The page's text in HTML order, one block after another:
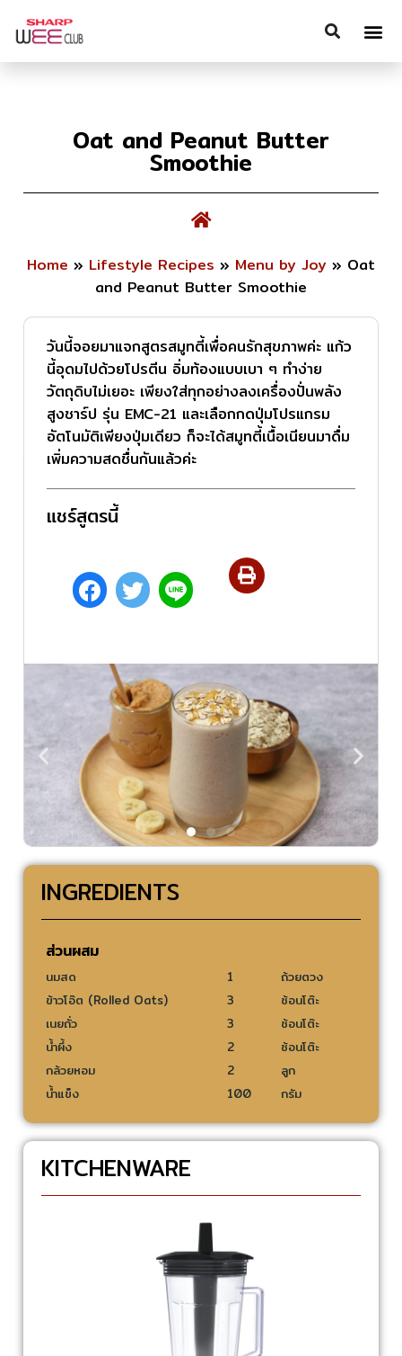
Oat and Peanut Butter
Smoothie
Home » Lifestyle Recipes » Menu by Joy » Oat
and Peanut Butter Smoothie
วันนี้จอยมาแจกสูตรสมูทตี้เพื่อคนรักสุขภาพค่ะ แก้ว
นี้อุดมไปด้วยโปรตีน อิ่มท้องแบบเบา ๆ ทำง่าย
วัตถุดิบไม่เยอะ เพียงใส่ทุกอย่างลงเครื่องปั่นพลัง
สูงชาร์ป รุ่น EMC-21 และเลือกกดปุ่มโปรแกรม
อัตโนมัติเพียงปุ่มเดียว ก็จะได้สมูทตี้เนื้อเนียนมาดื่ม
เพิ่มความสดชื่นกันแล้วค่ะ
แชร์สูตรนี้
INGREDIENTS
ส่วนผสม
นมสด 1
ถ้วยตวง
ข้าวโอ๊ต (Rolled Oats)
3
ช้อนโต๊ะ
เนยถั่ว
3
ช้อนโต๊ะ
น้ำผึ้ง
2
ช้อนโต๊ะ
กล้วยหอม
2
ลูก
น้ำแข็ง
100 กรัม
KITCHENWARE